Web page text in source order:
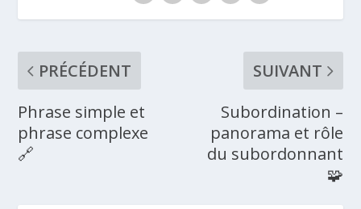
PRÉCÉDENT
Phrase simple et
phrase complexe
🔗
SUIVANT
Subordination –
panorama et rôle
du subordonnant
🧩